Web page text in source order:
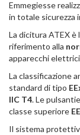
Emmegiesse
in totale sicurezza
La dicitura ATEX è
riferimento alla
apparecchi
La classificazione
standard di tipo
IIC T4. Le
classe superiore
Il sistema